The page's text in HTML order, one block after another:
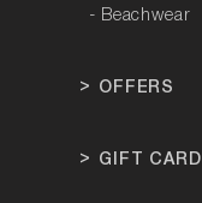
- Beachwear
> OFFERS
> GIFT CARD